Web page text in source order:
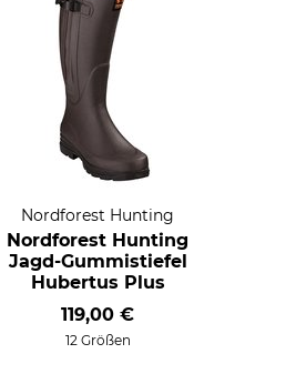
Nordforest Hunting
Nordforest Hunting
Jagd-Gummistiefel
Hubertus Plus
119,00 €
12 Größen